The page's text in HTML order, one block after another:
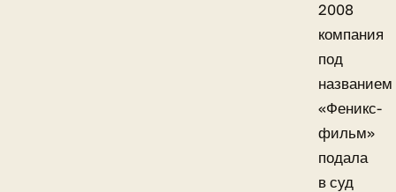
2008
компания
под
названием
«Феникс-
фильм»
подала
в суд